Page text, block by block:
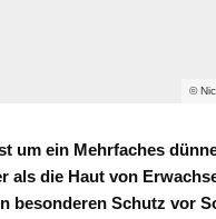
©
um ein Mehrfaches
als die Haut von
besonderen Schutz vor